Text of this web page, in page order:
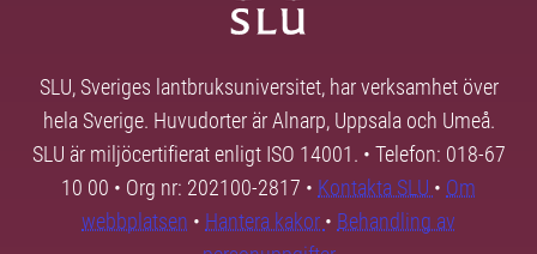
SLU, Sveriges lantbruksuniversitet, har verksamhet över
hela Sverige. Huvudorter är Alnarp, Uppsala och Umeå.
SLU är miljöcertifierat enligt ISO 14001. • Telefon: 018-67
10 00 • Org nr: 202100-2817 • Kontakta SLU • Om
webbplatsen • Hantera kakor • Behandling av